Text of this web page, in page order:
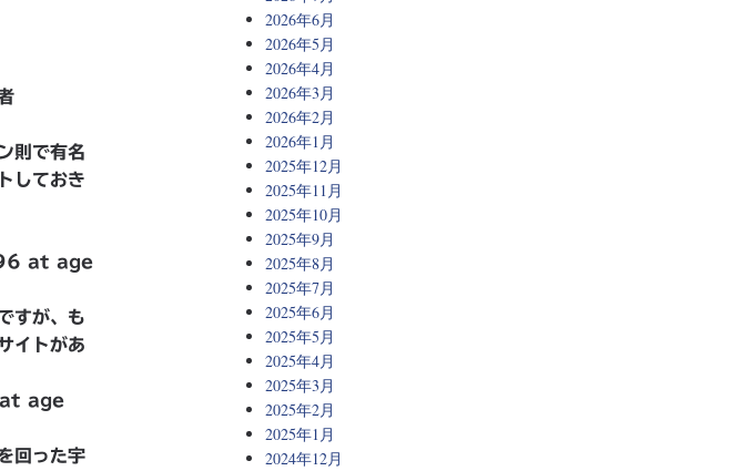
則で有名
しておき
at age
すが、も
イトがあ
age
回った宇
2026年6月
2026年5月
2026年4月
2026年3月
2026年2月
2026年1月
2025年12月
2025年11月
2025年10月
2025年9月
2025年8月
2025年7月
2025年6月
2025年5月
2025年4月
2025年3月
2025年2月
2025年1月
2024年12月